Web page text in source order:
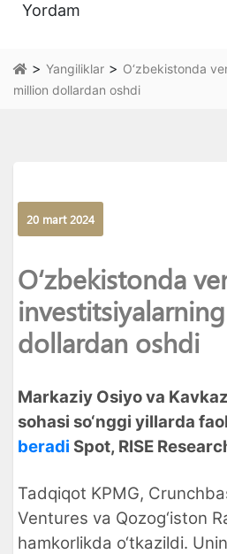
Yordam
> Yangiliklar > O‘zbekistonda
million dollardan oshdi
20 mart 2024
O‘zbekistonda
dollardan oshdi
Markaziy Osiyo va
sohasi so‘nggi yillarda
beradi Spot, RISE
Tadqiqot KPMG,
Ventures va Qozog‘iston
hamkorlikda o‘tkazildi.